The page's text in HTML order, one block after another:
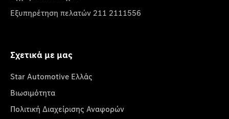
Εξυπηρέτηση πελατών 211 2111556
Σχετικά με μας
Star Automotive Ελλάς
Βιωσιμότητα
Πολιτική Διαχείρισης Αναφορών